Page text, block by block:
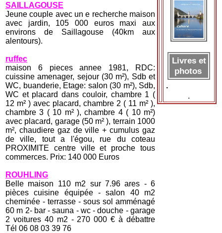
SAILLAGOUSE
Jeune couple avec un e recherche maison
avec jardin, 105 000 euros maxi aux
environs de Saillagouse (40km aux
alentours).
ruffec
maison 6 pieces annee 1981, RDC:
cuissine amenager, sejour (30 m²), Sdb et
WC, buanderie, Etage: salon (30 m²), Sdb,
WC et placard dans couloir, chambre 1 (
12 m² ) avec placard, chambre 2 ( 11 m² ),
chambre 3 ( 10 m² ), chambre 4 ( 10 m²)
avec placard, garage (50 m² ), terrain 1000
m², chaudiere gaz de ville + cumulus gaz
de ville, tout a l'égou, rue du coteau
PROXIMITE centre ville et proche tous
commerces. Prix: 140 000 Euros
ROUHLING
Belle maison 110 m2 sur 7.96 ares - 6
pièces cuisine équipée - salon 40 m2
cheminée - terrasse - sous sol amménagé
60 m 2- bar - sauna - wc - douche - garage
2 voitures 40 m2 - 270 000 € à débattre
Tél 06 08 03 39 76
Livres et
photos
.
.